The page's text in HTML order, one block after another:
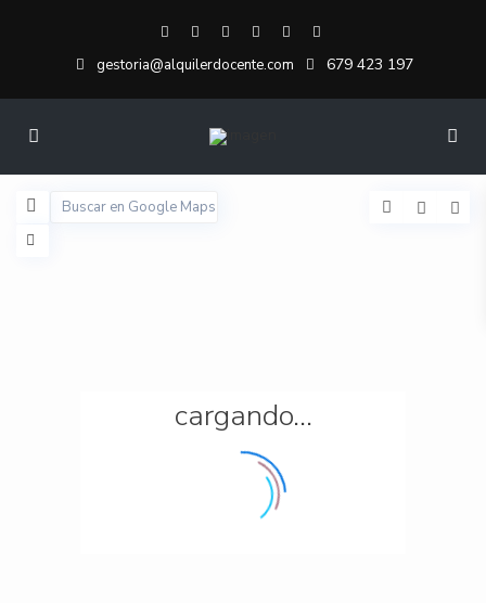
gestoria@alquilerdocente.com 679 423 197
cargando...